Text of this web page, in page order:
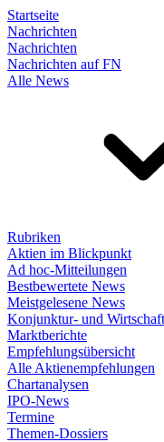
Startseite
Nachrichten
Nachrichten
Nachrichten auf FN
Alle News
Rubriken
Aktien im Blickpunkt
Ad hoc-Mitteilungen
Bestbewertete News
Meistgelesene News
Konjunktur- und
Marktberichte
Empfehlungsübersicht
Alle Aktienempfehlungen
Chartanalysen
IPO-News
Termine
Themen-Dossiers